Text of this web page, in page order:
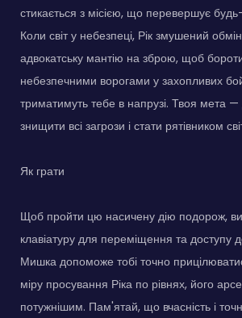
стикається з місією, що перевершує будь-
Коли світ у небезпеці, Рік змушений
адвокатську мантію на зброю, щоб
небезпечними ворогами у захопливих
триматимуть тебе в напрузі. Твоя мета —
знищити всі загрози і стати рятівником
Як грати
Щоб пройти цю насичену дію подорож,
клавіатуру для переміщення та доступу
Мишка допоможе тобі точно
міру просування Ріка по рівнях, його
потужнішим. Пам'ятай, що вчасність і